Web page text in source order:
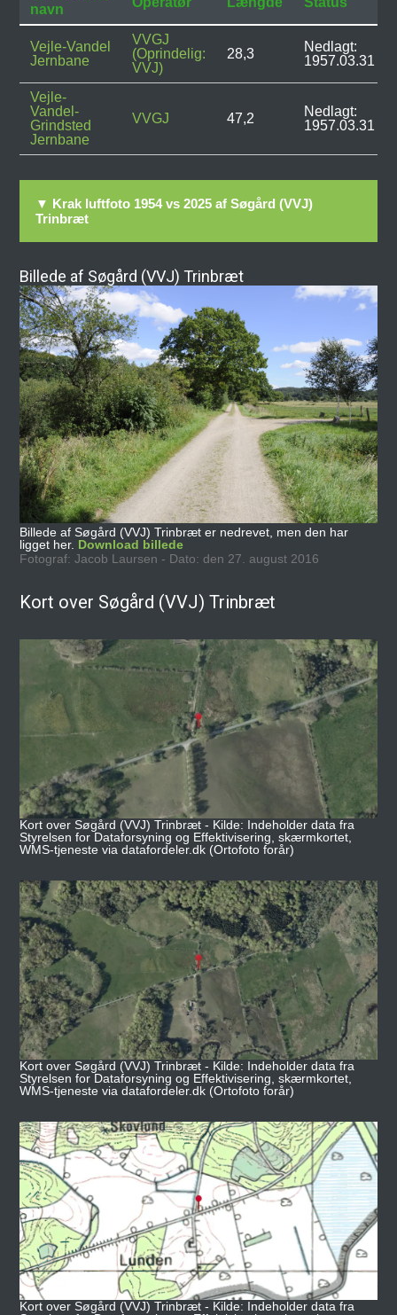
navn
Vejle-Vandel
Jernbane
VVGJ
(Oprindelig:
VVJ)
28,3
Nedlagt:
1957.03.31
Vejle-
Vandel-
Grindsted
Jernbane
VVGJ 47,2
Nedlagt:
1957.03.31
▼ Krak luftfoto 1954 vs 2025 af Søgård (VVJ)
Trinbræt
Billede af Søgård (VVJ) Trinbræt
Billede af Søgård (VVJ) Trinbræt er nedrevet, men den har
ligget her. Download billede
Fotograf: Jacob Laursen - Dato: den 27. august 2016
Kort over Søgård (VVJ) Trinbræt
Kort over Søgård (VVJ) Trinbræt - Kilde: Indeholder data fra
Styrelsen for Dataforsyning og Effektivisering, skærmkortet,
WMS-tjeneste via datafordeler.dk (Ortofoto forår)
Kort over Søgård (VVJ) Trinbræt - Kilde: Indeholder data fra
Styrelsen for Dataforsyning og Effektivisering, skærmkortet,
WMS-tjeneste via datafordeler.dk (Ortofoto forår)
Kort over Søgård (VVJ) Trinbræt - Kilde: Indeholder data fra